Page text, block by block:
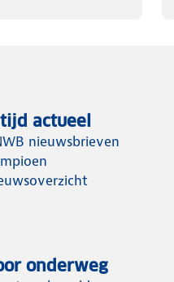
actueel
nieuwsbrieven
onderweg